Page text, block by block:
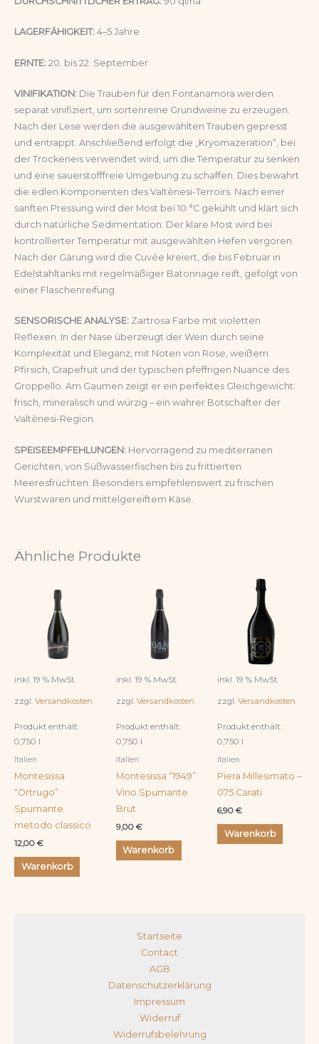
LAGERFÄHIGKEIT: 4–5 Jahre
ERNTE: 20. bis 22. September
VINIFIKATION: Die Trauben für den Fontanamora werden
separat vinifiziert, um sortenreine Grundweine zu erzeugen.
Nach der Lese werden die ausgewählten Trauben gepresst
und entrappt. Anschließend erfolgt die „Kryomazeration“, bei
der Trockeneis verwendet wird, um die Temperatur zu senken
und eine sauerstofffreie Umgebung zu schaffen. Dies bewahrt
die edlen Komponenten des Valtènesi-Terroirs. Nach einer
sanften Pressung wird der Most bei 10 °C gekühlt und klärt sich
durch natürliche Sedimentation. Der klare Most wird bei
kontrollierter Temperatur mit ausgewählten Hefen vergoren.
Nach der Gärung wird die Cuvée kreiert, die bis Februar in
Edelstahltanks mit regelmäßiger Batonnage reift, gefolgt von
einer Flaschenreifung.
SENSORISCHE ANALYSE: Zartrosa Farbe mit violetten
Reflexen. In der Nase überzeugt der Wein durch seine
Komplexität und Eleganz, mit Noten von Rose, weißem
Pfirsich, Grapefruit und der typischen pfeffrigen Nuance des
Groppello. Am Gaumen zeigt er ein perfektes Gleichgewicht:
frisch, mineralisch und würzig – ein wahrer Botschafter der
Valtènesi-Region.
SPEISEEMPFEHLUNGEN: Hervorragend zu mediterranen
Gerichten, von Süßwasserfischen bis zu frittierten
Meeresfrüchten. Besonders empfehlenswert zu frischen
Wurstwaren und mittelgereiftem Käse.
Ähnliche Produkte
inkl. 19 % MwSt.
zzgl. Versandkosten
Produkt enthält:
0,750 l
Italien
Montesissa
“Ortrugo”
Spumante
metodo classico
12,00€
Warenkorb
inkl. 19 % MwSt.
zzgl. Versandkosten
Produkt enthält:
0,750 l
Italien
Montesissa “1949”
Vino Spumante
Brut
9,00€
Warenkorb
inkl. 19 % MwSt.
zzgl.Versandkosten
Produkt enthält:
0,750 l
Italien
Piera Millesimato –
075 Carati
6,90€
Warenkorb
Startseite
Contact
AGB
Datenschutzerklärung
Impressum
Widerruf
Widerrufsbelehrung